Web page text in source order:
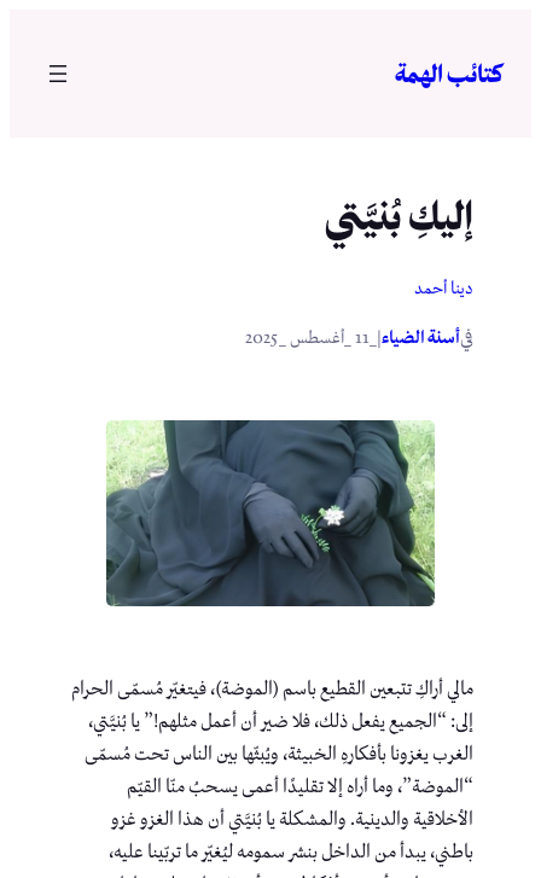
المحتوى
كتائب الهمة
إليكِ بُنيَّتي
دينا أحمد
فيأسنة الضياء
مالي أراكِ تتبعين القطيع باسم (الموضة)، فيتغيّر مُسمّى الحرام
إلى: “الجميع يفعل ذلك، فلا ضير أن أعمل مثلهم!” يا بُنيَّتي،
الغرب يغزونا بأفكارهِ الخبيثة، ويُبثّها بين الناس تحت مُسمّى
“الموضة”، وما أراه إلا تقليدًا أعمى يسحبُ منّا القيّم
الأخلاقية والدينية. والمشكلة يا بُنيَّتي أن هذا الغزو غزو
باطني، يبدأ من الداخل بنشر سمومه ليُغيّر ما تربّينا عليه،